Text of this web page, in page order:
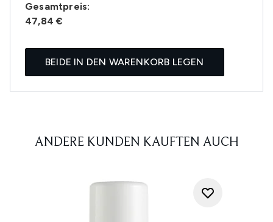
Gesamtpreis:
47,84 €
BEIDE IN DEN WARENKORB LEGEN
ANDERE KUNDEN KAUFTEN AUCH